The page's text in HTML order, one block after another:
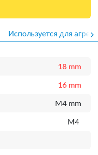
Используется для
18 mm
16 mm
M4 mm
M4